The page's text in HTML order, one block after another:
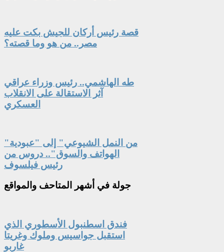
قصة رئيس أركان للجيش بكت عليه
مصر.. من هو وما قصته؟
طه الهاشمي.. رئيس وزراء عراقي
آثر الاستقالة على الانقلاب
العسكري
"من النمل الشيوعي" إلى "عبودية
الهواتف والسوق".. دروس من
رئيس فيلسوف
جولة في أشهر المتاحف والمواقع
فندق اسطنبول الأسطوري الذي
استقبل جواسيس وملوك وغريتا
غاربو